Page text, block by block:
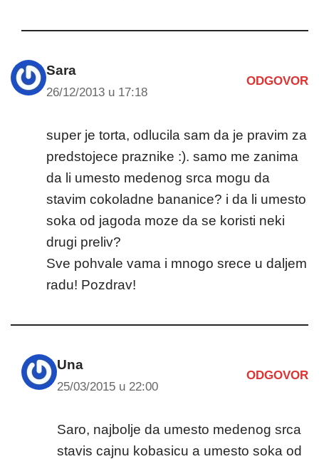
Sara
26/12/2013 u 17:18
ODGOVOR
super je torta, odlucila sam da je pravim za
predstojece praznike :). samo me zanima
da li umesto medenog srca mogu da
stavim cokoladne bananice? i da li umesto
soka od jagoda moze da se koristi neki
drugi preliv?
Sve pohvale vama i mnogo srece u daljem
radu! Pozdrav!
Una
25/03/2015 u 22:00
ODGOVOR
Saro, najbolje da umesto medenog srca
stavis cajnu kobasicu a umesto soka od